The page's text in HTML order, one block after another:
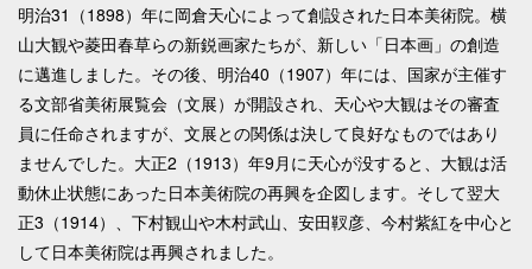
明治31（1898）年に岡倉天心によって創設された日本美術院。横
山大観や菱田春草らの新鋭画家たちが、新しい「日本画」の創造
に邁進しました。その後、明治40（1907）年には、国家が主催す
る文部省美術展覧会（文展）が開設され、天心や大観はその審査
員に任命されますが、文展との関係は決して良好なものではあり
ませんでした。大正2（1913）年9月に天心が没すると、大観は活
動休止状態にあった日本美術院の再興を企図します。そして翌大
正3（1914）、下村観山や木村武山、安田靫彦、今村紫紅を中心と
して日本美術院は再興されました。